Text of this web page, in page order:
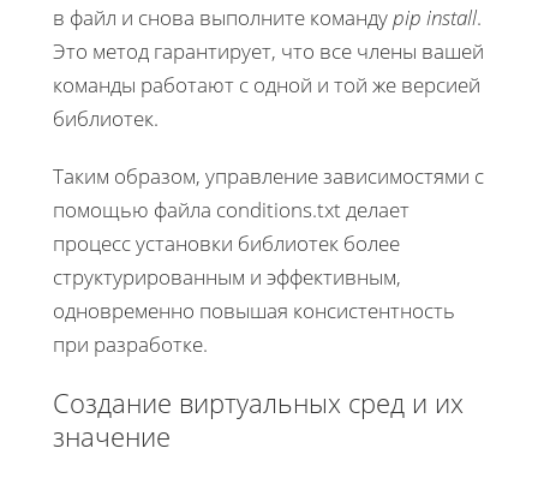
в файл и снова выполните командуpip install.
Это метод гарантирует, что все члены вашей
команды работают с одной и той же версией
библиотек.
Таким образом, управление зависимостями с
помощью файла conditions.txt делает
процесс установки библиотек более
структурированным и эффективным,
одновременно повышая консистентность
при разработке.
Создание виртуальных сред и их
значение